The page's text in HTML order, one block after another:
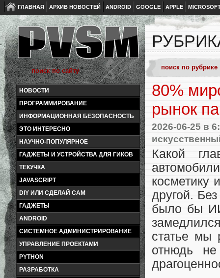
ГЛАВНАЯ АРХИВ НОВОСТЕЙ ANDROID GOOGLE APPLE
НОВОСТИ
ПРОГРАММИРОВАНИЕ
ИНФОРМАЦИОННАЯ БЕЗОПАСНОСТЬ
ЭТО ИНТЕРЕСНО
НАУЧНО-ПОПУЛЯРНОЕ
ГАДЖЕТЫ И УСТРОЙСТВА ДЛЯ ГИКОВ
ТЕКУЧКА
JAVASCRIPT
DIY ИЛИ СДЕЛАЙ САМ
ГАДЖЕТЫ
ANDROID
СИСТЕМНОЕ АДМИНИСТРИРОВАНИЕ
УПРАВЛЕНИЕ ПРОЕКТАМИ
PYTHON
РАЗРАБОТКА
80%
рынок
2026-06-25 в
Какой
косметику
другой.
было бы
статье мы
отнюдь